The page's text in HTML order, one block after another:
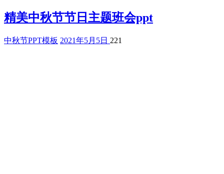
精美中秋节节日主题班会ppt
中秋节PPT模板 2021年5月5日 221